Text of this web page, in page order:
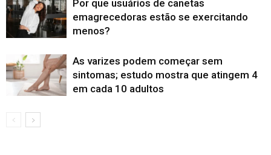
Por que usuários de canetas
emagrecedoras estão se exercitando
menos?
As varizes podem começar sem
sintomas; estudo mostra que atingem 4
em cada 10 adultos